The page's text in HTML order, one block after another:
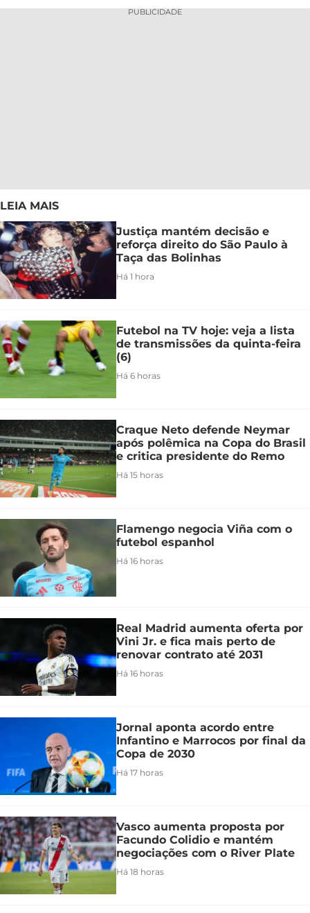
PUBLICIDADE
LEIA MAIS
Justiça mantém decisão e
reforça direito do São Paulo à
Taça das Bolinhas
Há 1 hora
Futebol na TV hoje: veja a lista
de transmissões da quinta-feira
(6)
Há 6 horas
Craque Neto defende Neymar
após polêmica na Copa do Brasil
e critica presidente do Remo
Há 15 horas
Flamengo negocia Viña com o
futebol espanhol
Há 16 horas
Real Madrid aumenta oferta por
Vini Jr. e fica mais perto de
renovar contrato até 2031
Há 16 horas
Jornal aponta acordo entre
Infantino e Marrocos por final da
Copa de 2030
Há 17 horas
Vasco aumenta proposta por
Facundo Colidio e mantém
negociações com o River Plate
Há 18 horas